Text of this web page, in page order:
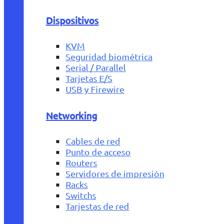
Dispositivos
KVM
Seguridad biométrica
Serial / Parallel
Tarjetas E/S
USB y Firewire
Networking
Cables de red
Punto de acceso
Routers
Servidores de impresión
Racks
Switchs
Tarjestas de red